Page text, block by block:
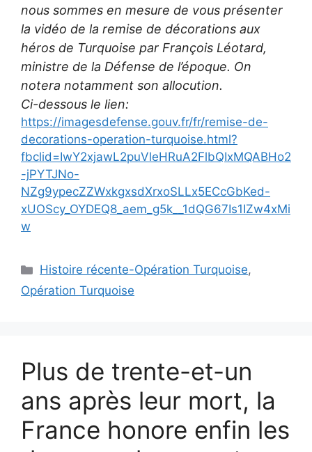
nous sommes en mesure de vous présenter
la vidéo de la remise de décorations aux
héros de Turquoise par François Léotard,
ministre de la Défense de l’époque. On
notera notamment son allocution.
Ci-dessous le lien:
https://imagesdefense.gouv.fr/fr/remise-de-
decorations-operation-turquoise.html?
fbclid=IwY2xjawL2puVleHRuA2FlbQIxMQABHo2
-jPYTJNo-
NZg9ypecZZWxkgxsdXrxoSLLx5ECcGbKed-
xUOScy_OYDEQ8_aem_g5k__1dQG67Is1IZw4xMi
w
Catégories
Histoire récente-Opération Turquoise,
Opération Turquoise
Plus de trente-et-un
ans après leur mort, la
France honore enfin les